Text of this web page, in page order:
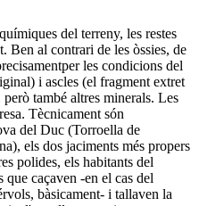
del terreny, les restes
Ben al contrari de les òssies, de
les condicions del
i ascles (el fragment extret
també altres minerals. Les
Tècnicament són
del Duc (Torroella de
els dos jaciments més propers
polides, els habitants del
caçaven -en el cas del
bàsicament- i tallaven la